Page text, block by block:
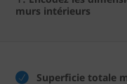
murs intérieurs
Superficie totale